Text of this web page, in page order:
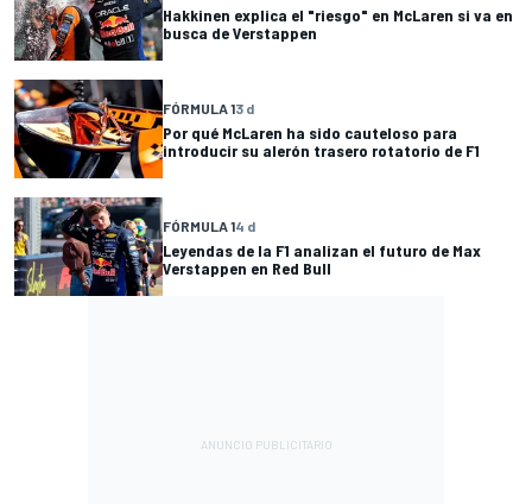
Hakkinen explica el "riesgo" en McLaren si va en
busca de Verstappen
FÓRMULA 13 d
Por qué McLaren ha sido cauteloso para
introducir su alerón trasero rotatorio de F1
FÓRMULA 14 d
Leyendas de la F1 analizan el futuro de Max
Verstappen en Red Bull